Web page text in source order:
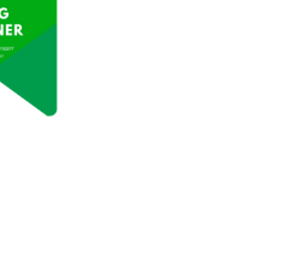
Kejuaraan Selancar
Dunia: Surfer Indonesia